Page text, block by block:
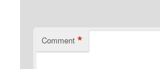
Comment *